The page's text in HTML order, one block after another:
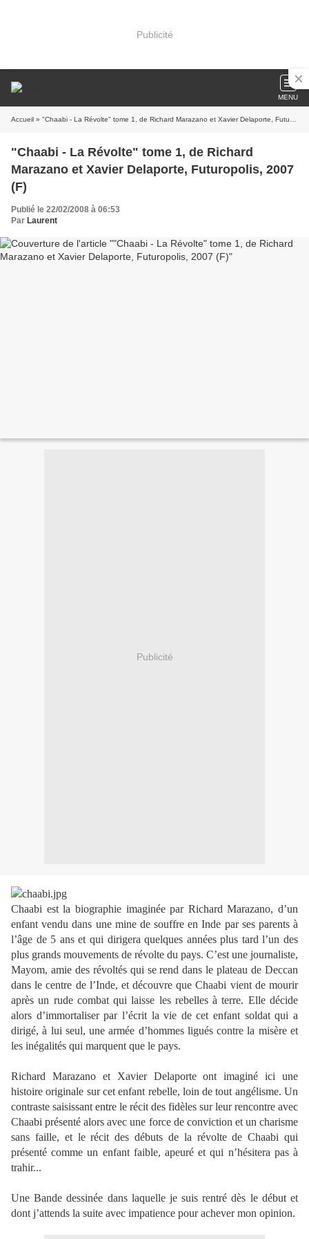
Publicité
MENU
Accueil » "Chaabi - La Révolte" tome 1, de Richard Marazano et Xavier Delaporte, Futuropolis, 2007 (F)
"Chaabi - La Révolte" tome 1, de Richard
Marazano et Xavier Delaporte, Futuropolis, 2007
(F)
Publié le 22/02/2008 à 06:53
Par Laurent
Publicité
Chaabi est la biographie imaginée par Richard Marazano, d’un
enfant vendu dans une mine de souffre en Inde par ses parents à
l’âge de 5 ans et qui dirigera quelques années plus tard l’un des
plus grands mouvements de révolte du pays. C’est une journaliste,
Mayom, amie des révoltés qui se rend dans le plateau de Deccan
dans le centre de l’Inde, et découvre que Chaabi vient de mourir
après un rude combat qui laisse les rebelles à terre. Elle décide
alors d’immortaliser par l’écrit la vie de cet enfant soldat qui a
dirigé, à lui seul, une armée d’hommes ligués contre la misère et
les inégalités qui marquent que le pays.
Richard Marazano et Xavier Delaporte ont imaginé ici une
histoire originale sur cet enfant rebelle, loin de tout angélisme. Un
contraste saisissant entre le récit des fidèles sur leur rencontre avec
Chaabi présenté alors avec une force de conviction et un charisme
sans faille, et le récit des débuts de la révolte de Chaabi qui
présenté comme un enfant faible, apeuré et qui n’hésitera pas à
trahir...
Une Bande dessinée dans laquelle je suis rentré dès le début et
dont j’attends la suite avec impatience pour achever mon opinion.